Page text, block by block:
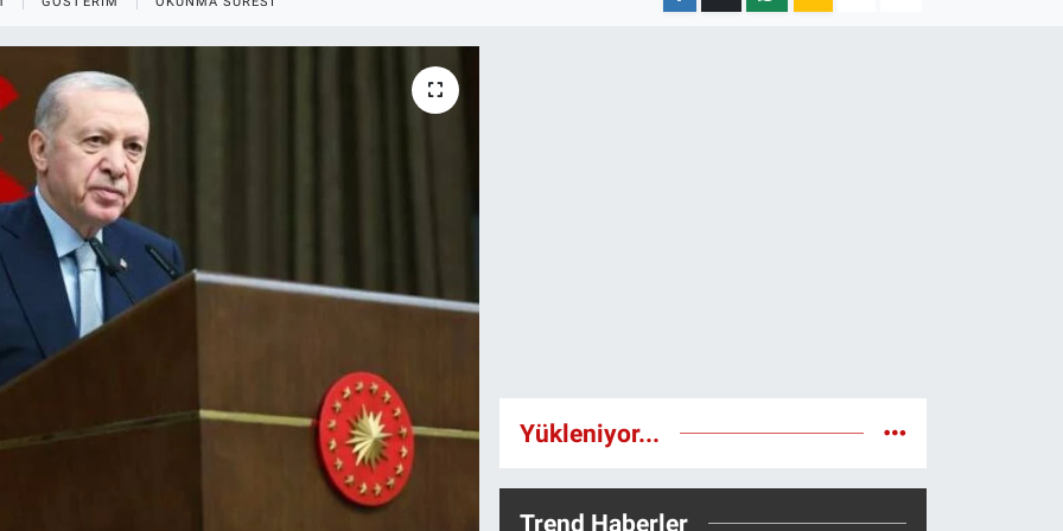
Yükleniyor...
Trend Haberler